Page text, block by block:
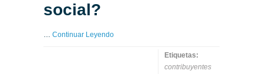
social?
… Continuar Leyendo
Etiquetas:
contribuyentes